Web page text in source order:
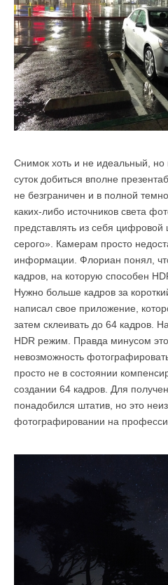
Снимок хоть и не идеальный, но
суток добиться вполне
не безграничен и в полной
каких-либо источников света
представлять из себя цифровой
серого». Камерам просто
информации. Флориан понял,
кадров, на которую способен
Нужно больше кадров за
написал свое приложение,
затем склеивать до 64 кадров.
HDR режим. Правда минусом
невозможность
просто не в состоянии
создании 64 кадров. Для
понадобился штатив, но это
фотографировании на